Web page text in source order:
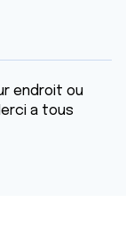
endroit ou
a tous